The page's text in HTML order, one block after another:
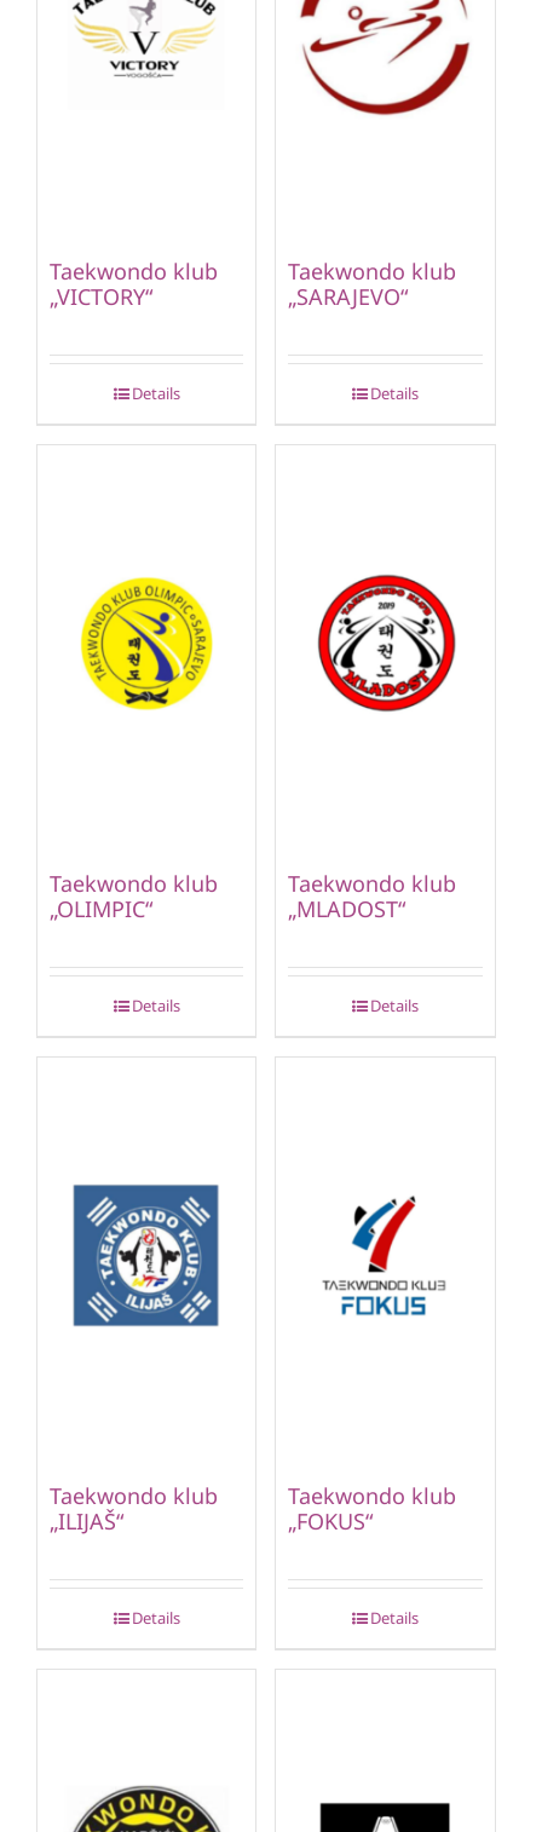
Taekwondo klub
„VICTORY“
Details
Taekwondo klub
„SARAJEVO“
Details
Taekwondo klub
„OLIMPIC“
Details
Taekwondo klub
„MLADOST“
Details
Taekwondo klub
„ILIJAŠ“
Details
Taekwondo klub
„FOKUS“
Details